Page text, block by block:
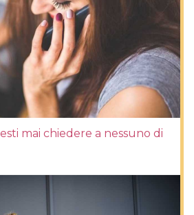
mai chiedere a nessuno di